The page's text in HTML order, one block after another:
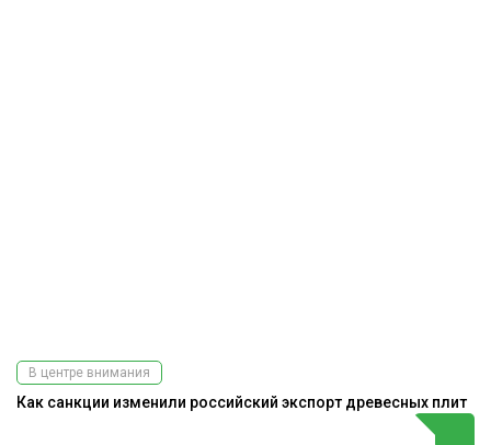
В центре внимания
Как санкции изменили российский экспорт древесных плит